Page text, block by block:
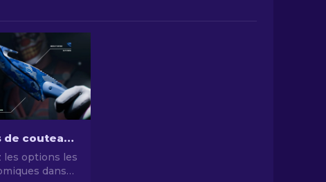
Les skins de couteaux CS2 les moins chers [2026]
les options les
dans